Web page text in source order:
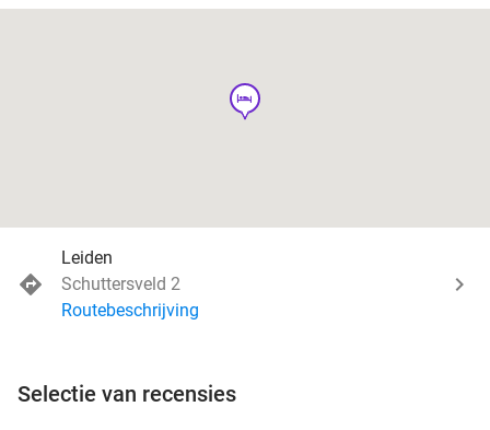
hotel
Leiden
Schuttersveld 2
Routebeschrijving
Selectie van recensies